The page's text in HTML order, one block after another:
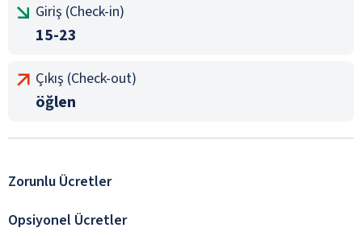
Giriş (Check-in)
15-23
Çıkış (Check-out)
öğlen
Zorunlu Ücretler
Opsiyonel Ücretler